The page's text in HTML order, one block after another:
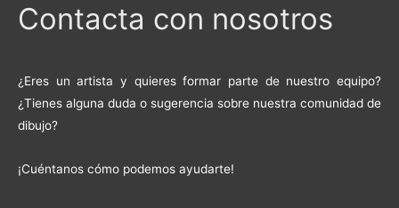
Contacta con nosotros
¿Eres un artista y quieres formar parte de nuestro equipo?
¿Tienes alguna duda o sugerencia sobre nuestra comunidad de
dibujo?
¡Cuéntanos cómo podemos ayudarte!